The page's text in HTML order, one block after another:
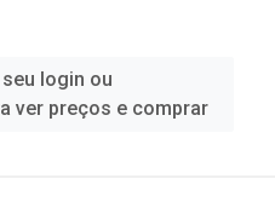
seu login ou
ver preços e comprar